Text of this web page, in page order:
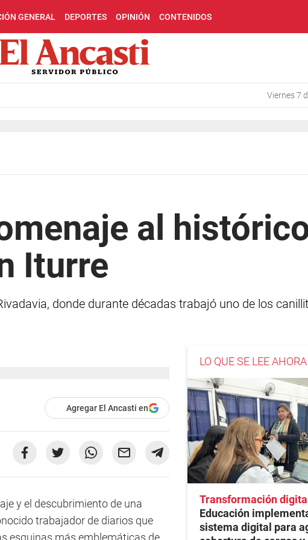
GENERAL DEPORTES OPINIÓN CONTENIDOS
viernes 7
al
Iturre
donde durante décadas trabajó uno de los
Agregar El Ancasti en
y el descubrimiento de una
trabajador de diarios que
esquinas más emblemáticas de
LO QUE SE LEE AHORA
Transformación digital
Educación
sistema digital para